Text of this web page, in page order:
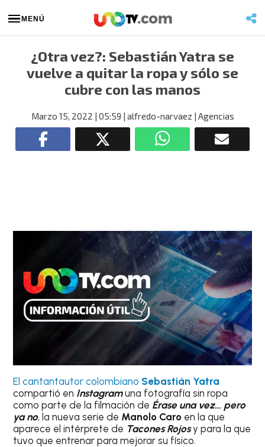
MENÚ
¿Otra vez?: Sebastián Yatra se
vuelve a quitar la ropa y sólo se
cubre con las manos
Marzo 15, 2022 | 05:59 | alfredo-narvaez | Agencias
El cantantautor colombiano Sebastián Yatra
compartió en Instagramuna fotografía sin ropa
como parte de la filmación de Érase una vez… pero
ya no, la nueva serie de Manolo Caro en la que
aparece el intérprete de Tacones Rojosy para la que
tuvo que entrenar para mejorar su físico.